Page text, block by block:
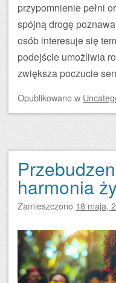
przypomnienie pełni
spójną drogę
osób interesuje się
podejście umożliwia
zwiększa poczucie
Opublikowanow
harmonia
Zamieszczono 18 maja,